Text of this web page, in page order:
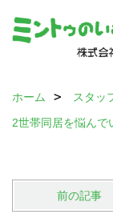
ホーム
スタッ
2世帯同居を悩んで
前の記事